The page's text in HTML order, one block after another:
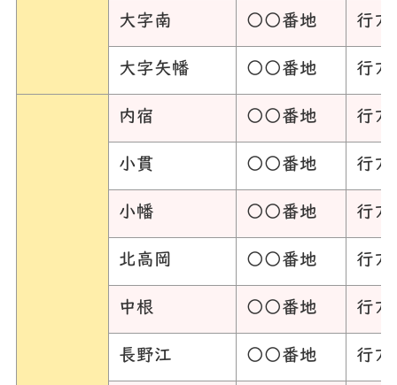
大字南 ○○番地 行方
大字矢幡 ○○番地 行方
内宿 ○○番地 行方
小貫 ○○番地 行方
小幡 ○○番地 行方
北高岡 ○○番地 行方
中根 ○○番地 行方
長野江 ○○番地 行方